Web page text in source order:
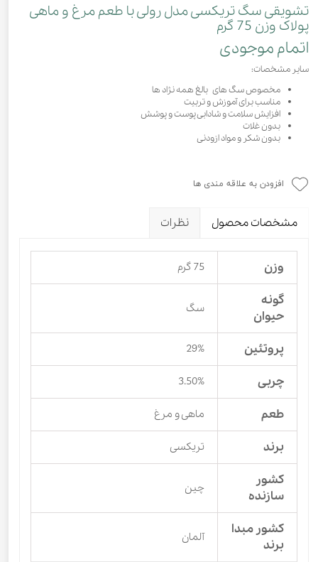
تشویقی سگ تریکسی مدل رولی با طعم مرغ و ماهی
پولاک وزن 75 گرم
اتمام موجودی
سایر مشخصات:
مخصوص سگ های بالغ همه نژاد ها
مناسب برای آموزش و تربیت
افزایش سلامت و شادابی پوست و پوشش
بدون غلات
بدون شکر و مواد ازودنی
افزودن به علاقه مندی ها
مشخصات محصول نظرات
وزن 75 گرم
گونه
حیوان
سگ
پروتئین 29%
چربی 3.50%
طعم ماهی و مرغ
برند تریکسی
کشور
سازنده
چین
کشور مبدا
برند
آلمان